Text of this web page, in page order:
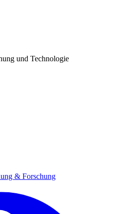
und Technologie
& Forschung